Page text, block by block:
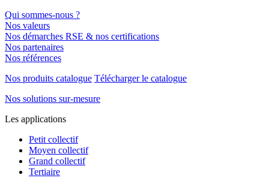
Qui sommes-nous ?
Nos valeurs
Nos démarches RSE & nos certifications
Nos partenaires
Nos références
Nos produits catalogue Télécharger le catalogue
Nos solutions sur-mesure
Les applications
Petit collectif
Moyen collectif
Grand collectif
Tertiaire